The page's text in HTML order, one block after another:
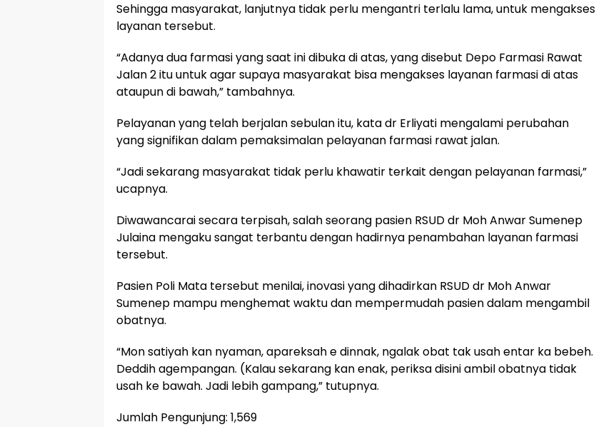
Sehingga masyarakat, lanjutnya tidak perlu mengantri terlalu lama, untuk mengakses
layanan tersebut.
“Adanya dua farmasi yang saat ini dibuka di atas, yang disebut Depo Farmasi Rawat
Jalan 2 itu untuk agar supaya masyarakat bisa mengakses layanan farmasi di atas
ataupun di bawah,” tambahnya.
Pelayanan yang telah berjalan sebulan itu, kata dr Erliyati mengalami perubahan
yang signifikan dalam pemaksimalan pelayanan farmasi rawat jalan.
“Jadi sekarang masyarakat tidak perlu khawatir terkait dengan pelayanan farmasi,”
ucapnya.
Diwawancarai secara terpisah, salah seorang pasien RSUD dr Moh Anwar Sumenep
Julaina mengaku sangat terbantu dengan hadirnya penambahan layanan farmasi
tersebut.
Pasien Poli Mata tersebut menilai, inovasi yang dihadirkan RSUD dr Moh Anwar
Sumenep mampu menghemat waktu dan mempermudah pasien dalam mengambil
obatnya.
“Mon satiyah kan nyaman, apareksah e dinnak, ngalak obat tak usah entar ka bebeh.
Deddih agempangan. (Kalau sekarang kan enak, periksa disini ambil obatnya tidak
usah ke bawah. Jadi lebih gampang,” tutupnya.
Jumlah Pengunjung: 1,569